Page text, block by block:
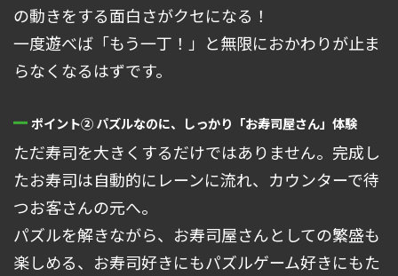
の動きをする面白さがクセになる！
一度遊べば「もう一丁！」と無限におかわりが止ま
らなくなるはずです。
ポイント② パズルなのに、しっかり「お寿司屋さん」体験
ただ寿司を大きくするだけではありません。完成し
たお寿司は自動的にレーンに流れ、カウンターで待
つお客さんの元へ。
パズルを解きながら、お寿司屋さんとしての繁盛も
楽しめる、お寿司好きにもパズルゲーム好きにもた